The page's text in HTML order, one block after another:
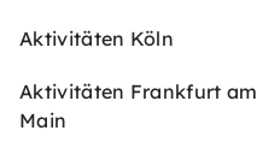
Aktivitäten Köln
Aktivitäten Frankfurt am
Main